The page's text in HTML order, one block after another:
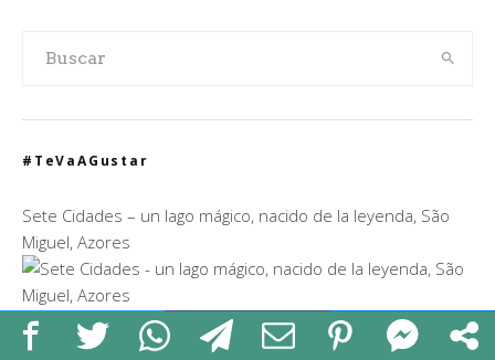
#TeVaAGustar
Sete Cidades – un lago mágico, nacido de la leyenda, São
Miguel, Azores
Costa de Portugal: Alentejana y Vicentina. Consejos
prácticos